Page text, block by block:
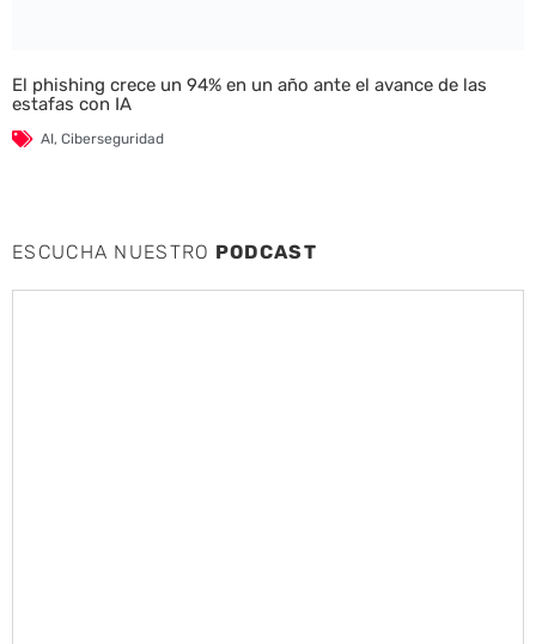
El phishing crece un 94% en un año ante el avance de las
estafas con IA
AI, Ciberseguridad
ESCUCHA NUESTRO PODCAST